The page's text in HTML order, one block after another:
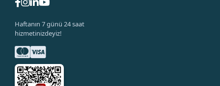
Haftanın 7 günü 24 saat
hizmetinizdeyiz!